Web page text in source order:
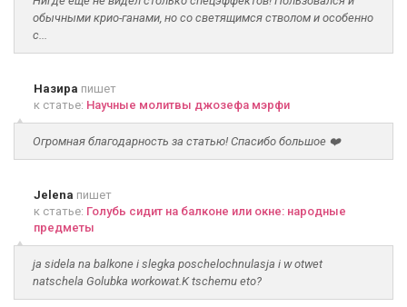
обычными крио-ганами, но со светящимся стволом и особенно
с...
Назира пишет
к статье: Научные молитвы джозефа мэрфи
Огромная благодарность за статью! Спасибо большое ❤️
Jelena пишет
к статье: Голубь сидит на балконе или окне: народные
предметы
ja sidela na balkone i slegka poschelochnulasja i w otwet
natschela Golubka workowat.K tschemu eto?